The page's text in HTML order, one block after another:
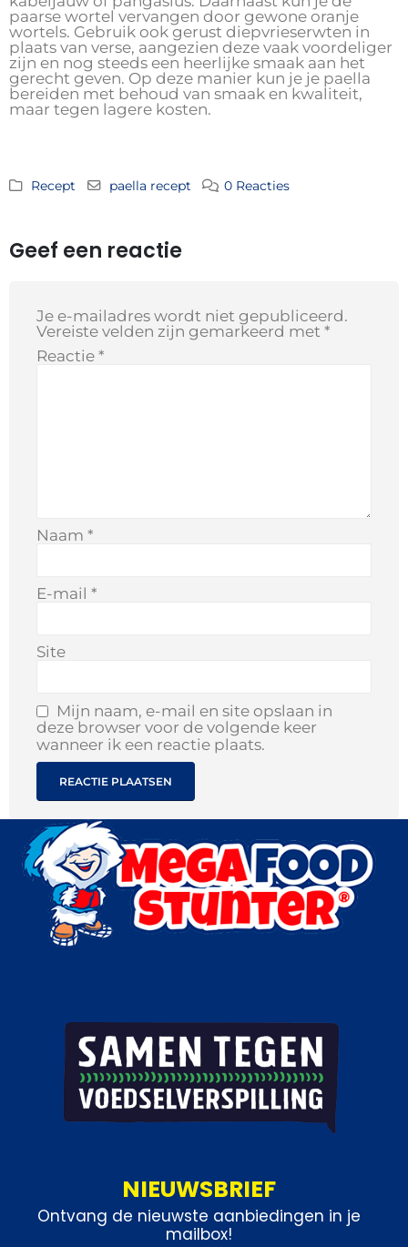
paarse wortel vervangen door gewone oranje
wortels. Gebruik ook gerust diepvrieserwten in
plaats van verse, aangezien deze vaak voordeliger
zijn en nog steeds een heerlijke smaak aan het
gerecht geven. Op deze manier kun je je paella
bereiden met behoud van smaak en kwaliteit,
maar tegen lagere kosten.
Recept paella recept 0 Reacties
Geef een reactie
Je e-mailadres wordt niet gepubliceerd.
Vereiste velden zijn gemarkeerd met *
Reactie *
Naam *
E-mail *
Site
Mijn naam, e-mail en site opslaan in
deze browser voor de volgende keer
wanneer ik een reactie plaats.
NIEUWSBRIEF
Ontvang de nieuwste aanbiedingen in je
mailbox!